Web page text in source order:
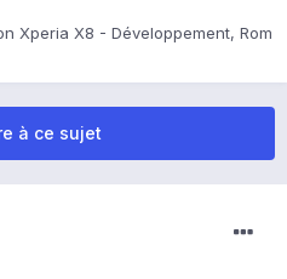
Xperia X8 - Développement, Rom
à ce sujet